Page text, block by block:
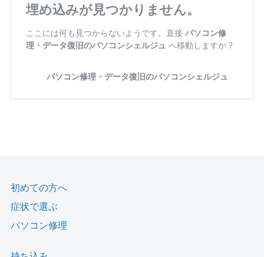
初めての方へ
症状で選ぶ
パソコン修理